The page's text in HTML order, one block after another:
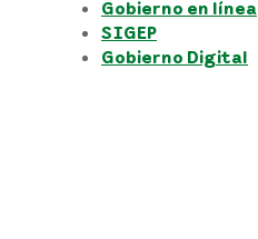
Gobierno en línea
SIGEP
Gobierno Digital